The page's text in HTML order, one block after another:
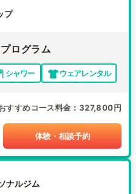
プ
ログラム
シャワー ウェアレンタル
すすめコース料金 327,800円
体験・相談予約
ナルジム